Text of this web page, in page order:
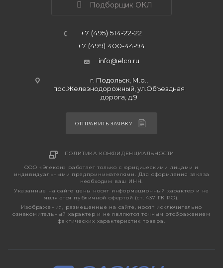
Подборщик ОКЛ
+7 (495) 514-22-22
+7 (499) 400-44-94
info@elcn.ru
г. Подольск, М.о.,
пос.Железнодорожный, ул.Объездная
дорога, д.9
ОТПРАВИТЬ ЗАЯВКУ
ПОЛИТИКА КОНФИДЕНЦИАЛЬНОСТИ
ООО «Элекон» работает только с юридическими лицами и
индивидуальными предпринимателями. Для оформления заказа
необходим ваш ИНН.
Указанные на сайте цены носят информационный характер и не
являются публичной офертой (ст. 437 ГК РФ).
Изображения, размещенные на сайте, носят исключительно
ознакомительный характер и не являются точным отображением
фактических характеристик товара.